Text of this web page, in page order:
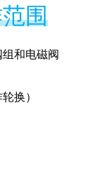
围
和电磁阀
换）